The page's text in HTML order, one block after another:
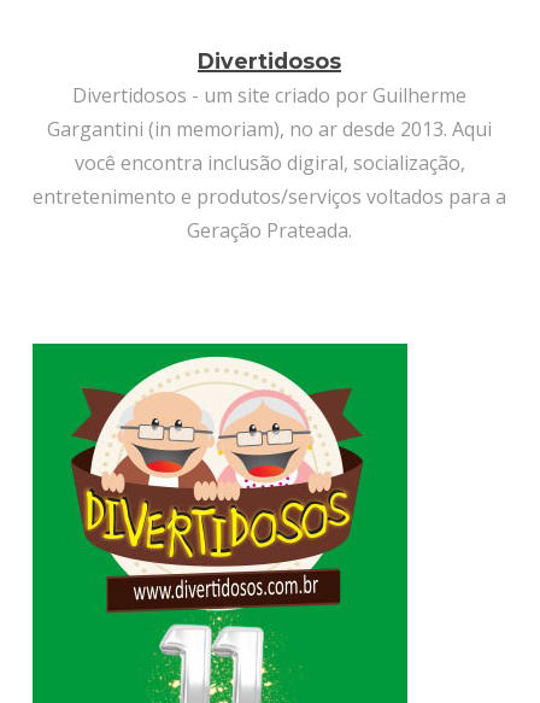
Divertidosos
Divertidosos - um site criado por Guilherme
Gargantini (in memoriam), no ar desde 2013. Aqui
você encontra inclusão digiral, socialização,
entretenimento e produtos/serviços voltados para a
Geração Prateada.